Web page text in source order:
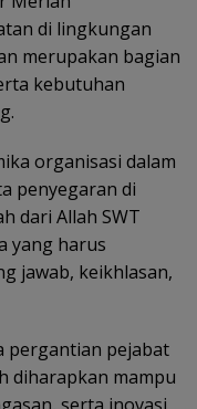
di lingkungan
merupakan bagian
kebutuhan
organisasi dalam
penyegaran di
dari Allah SWT
yang harus
jawab, keikhlasan,
pergantian pejabat
diharapkan mampu
serta inovasi